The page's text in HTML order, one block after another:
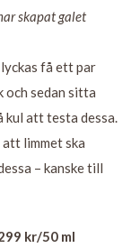
skapat galet
få ett par
sedan sitta
kul att testa dessa.
limmet ska
– kanske till
kr/50 ml